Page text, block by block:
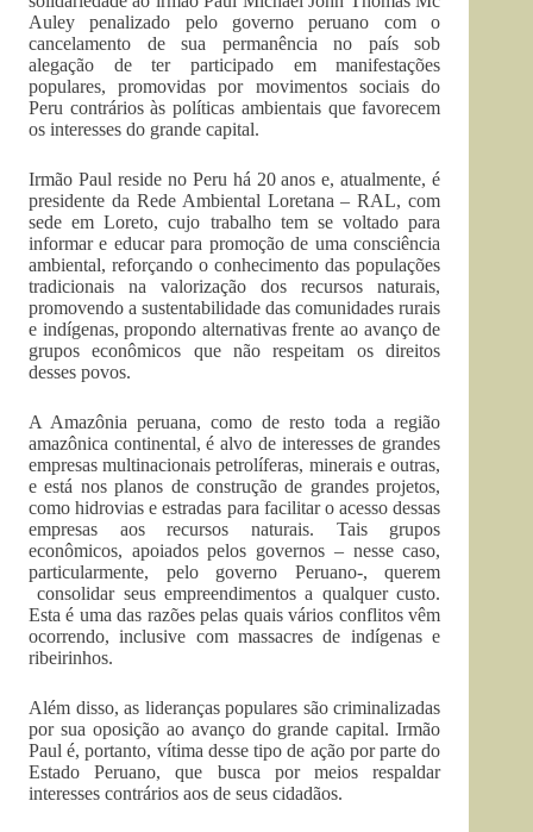
Auley penalizado pelo governo peruano com o
cancelamento de sua permanência no país sob
alegação de ter participado em manifestações
populares, promovidas por movimentos sociais do
Peru contrários às políticas ambientais que favorecem
os interesses do grande capital.
Irmão Paul reside no Peru há 20 anos e, atualmente, é
presidente da Rede Ambiental Loretana – RAL, com
sede em Loreto, cujo trabalho tem se voltado para
informar e educar para promoção de uma consciência
ambiental, reforçando o conhecimento das populações
tradicionais na valorização dos recursos naturais,
promovendo a sustentabilidade das comunidades rurais
e indígenas, propondo alternativas frente ao avanço de
grupos econômicos que não respeitam os direitos
desses povos.
A Amazônia peruana, como de resto toda a região
amazônica continental, é alvo de interesses de grandes
empresas multinacionais petrolíferas, minerais e outras,
e está nos planos de construção de grandes projetos,
como hidrovias e estradas para facilitar o acesso dessas
empresas aos recursos naturais. Tais grupos
econômicos, apoiados pelos governos – nesse caso,
particularmente, pelo governo Peruano-, querem
consolidar seus empreendimentos a qualquer custo.
Esta é uma das razões pelas quais vários conflitos vêm
ocorrendo, inclusive com massacres de indígenas e
ribeirinhos.
Além disso, as lideranças populares são criminalizadas
por sua oposição ao avanço do grande capital. Irmão
Paul é, portanto, vítima desse tipo de ação por parte do
Estado Peruano, que busca por meios respaldar
interesses contrários aos de seus cidadãos.